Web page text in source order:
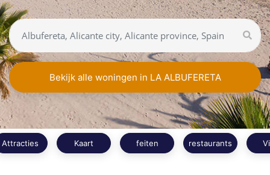
Bekijk alle woningen in LA ALBUFERETA
Attracties Kaart feiten restaurants